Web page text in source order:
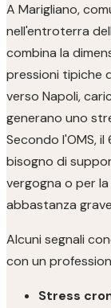
A Marigliano,
nell'entroterra
combina la
pressioni tipiche
verso Napoli,
generano uno
Secondo l'OMS,
bisogno di
vergogna o per
abbastanza
Alcuni segnali
con un
Stress